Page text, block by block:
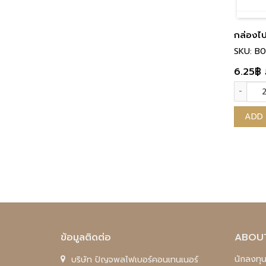
กล่องไ
SKU:
6.25฿
กล่อง
ข้อมูลติดต่อ
บริษัท ปัญจพลไฟเบอร์คอนเทนเนอร์ นักลงทุ